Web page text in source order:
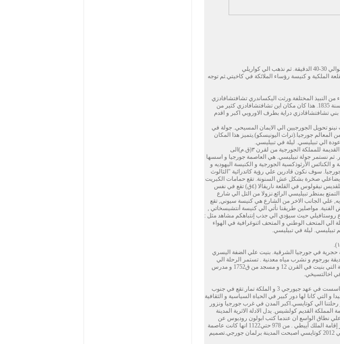
التالي هو غريمي ق 16. النصب المعمارية –القلعة الملكية و كنيسة رؤساء الملائكة في كاخيتي.ثم توجه
الاثار اليكساندي تشافتشافادزي مع حديقة جميلة و قبو النبيذ,حيث نستطيع تذوق 5 انواء من النبيذ المختلفة.ورثت اليكساندري تشافتشافادزي
هذه القرية من ابيه الامير غارسيفان. هو ترميم الملكية و بنيت قصر الاطالية و حديقة الزينة في سنة 1835. هذا كان مكان اين تشافتشافادزي كثير من
تشافتشاقادزي دراية بطرف الاوروبي اكبر و اقدم
تحويل الجورجيين الي الايمان المسيحي. جولة في
المعالم جورجيا.(تراث اليونيسكو).يتميز هذا المكان
الي تبيليسي. ليلة في تبيليسي.
اليوم الثالث: تبيليسي- متسخيتا بعدالافطار نقوم برحلة الي متسخيتا (تراث اليونسكو) العاصمة القديمة للمملكة الجورجية من لقرن ٣(ق.م)الى
عشر. ثم نستمر جولة تبيليسي. هي العاصمة جورجيا و اسسها
القديمة و الكنائس الأرثوذكسية الجورجية و الكنيسة اليهوديه و
سوف نكون قادرين علي رؤية كاتدرائية "الثالوث
أيضاعلي صخرة بشكل عش السنونة. تقع حمامات الكبريت
في تبيليسي القديمة علي الضفة الأخري من النهر مقابلا قصر داريجاني. الكنيسة الأرثؤذوكسية للقديس نيقولوس في القلعة ناريقالا (٤ق) تقع في نفس
بمنظر تبيليسي الرائع.نزولا من التل الي شارع
جورج مؤرخ من القرن (١٣.م) . و الكنيسة اليهوديه, علي الجانب الاخر من الشارع هي كنيسة سيوني, تقع
الفنية. مواصلين طريقنا نأتي الي كنيسة أنتشيسخاتي ,
روستافيلي حيث سيؤدي الي جذب إنتباهكم مشاهد مثل :
الي المتحف الوطني و المتحف اثنوغرافية في الهواء
تبيليسي. ليلة في تبيليسي.
في جورجيا الشرقية. بنيت علي الضفة اليسري
بورجوم و نشرب مياه معدنية . تستمر الرحلة الي
اجالتسيخي. . نزور قلعة راباتي هي اجمل المنشاة. المنازل الجورجية التقليدية الكتلة حول القلعة التي بنيت في القرن 12 و مسجد من ق1752 و مدرس
في اخالتسيخي.
بعد الافطار نذهب في رحلة الي فاردزيا.و هي مدينة صخرية تعود جدورها الي القرنين 12-13 ق. تاسست في عهد جيورجي 3 و الملكة تمار.تقع في جنوب
كانا لها دور كبير في الحياة السياسية و الثقافية
رحلتنا الي كوتايسي.اكبر المدن في غرب جورجيا ونزور
القديم كولشيس. يدل الادلة الاثرية المدينة
علي نطاق الواسع ان عندما كتب ابولون روديوس عن
جيسون و المغامرون و رحلتهم الي كولشيس الاسطوري كان المقصد ا نهائي للمغامرون و مقر إقامة الملك آييطي . من 978 حتي1122 انها كانت عاصمة
الممكة المتحدة لجورجيا. من القرن 15 حتي 1810 انها كانت عاصمة المملكة ايميريتي. في نهايتي 2012 كوتايسي اصبحت المدينة برلمان جورجي.تصميم